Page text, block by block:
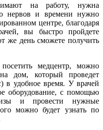
на работу, нужна
нервов и времени нужно
центре, благодаря
вы быстро пройдете
же день сможете получить
медцентр, можно
дом, который проведет
в удобное время. У врачей
оборудование, с помощью
и провести нужные
можно будет узнать по